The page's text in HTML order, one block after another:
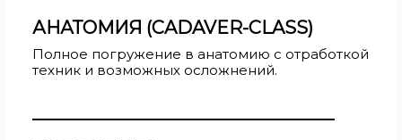
АНАТОМИЯ (CADAVER-CLASS)
Полное погружение в анатомию с отработкой
техник и возможных осложнений.